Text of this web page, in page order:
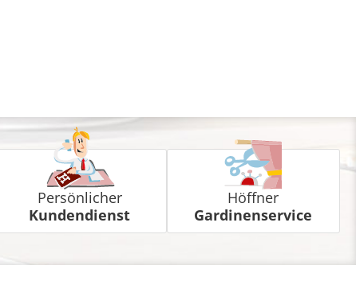
Persönlicher
Kundendienst
Höffner
Gardinenservice